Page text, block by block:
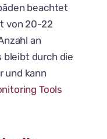
beachtet
von 20-22
an
bleibt durch die
und kann
Tools